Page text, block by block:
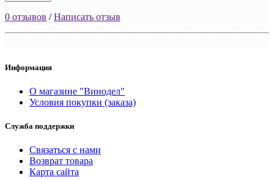
0 отзывов /Написать отзыв
Информация
О магазине "Винодел"
Условия покупки (заказа)
Служба поддержки
Связаться с нами
Возврат товара
Карта сайта